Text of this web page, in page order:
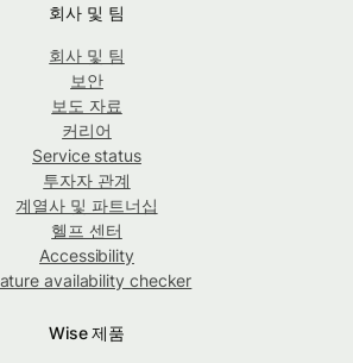
회사 및 팀
회사 및 팀
보안
보도 자료
커리어
Service status
투자자 관계
계열사 및 파트너십
헬프 센터
Accessibility
availability checker
Wise 제품